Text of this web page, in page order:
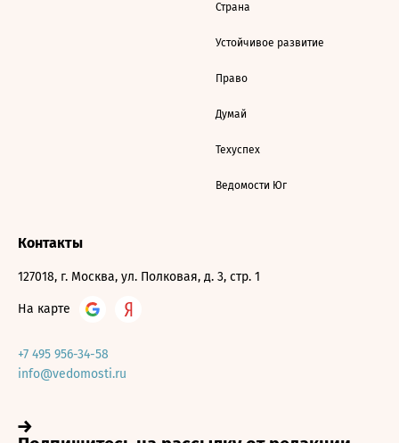
Страна
Устойчивое развитие
Право
Думай
Техуспех
Ведомости Юг
Контакты
127018, г. Москва, ул. Полковая, д. 3, стр. 1
На карте
+7 495 956-34-58
info@vedomosti.ru